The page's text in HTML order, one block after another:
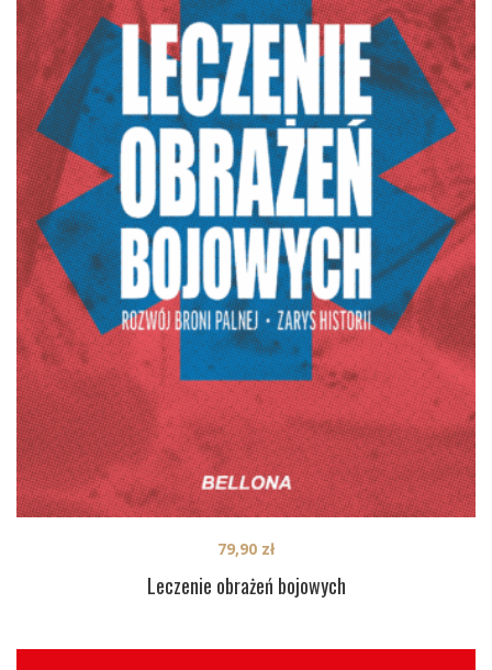
Leczenie obrażeń bojowych
79,90 zł